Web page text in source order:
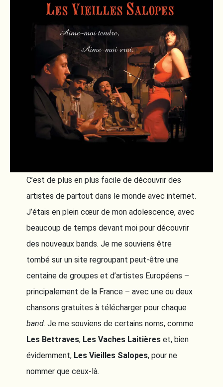
C’est de plus en plus facile de découvrir des
artistes de partout dans le monde avec internet.
J’étais en plein cœur de mon adolescence, avec
beaucoup de temps devant moi pour découvrir
des nouveaux bands. Je me souviens être
tombé sur un site regroupant peut-être une
centaine de groupes et d’artistes Européens –
principalement de la France – avec une ou deux
chansons gratuites à télécharger pour chaque
band. Je me souviens de certains noms, comme
Les Bettraves, Les Vaches Laitièreset, bien
évidemment, Les Vieilles Salopes, pour ne
nommer que ceux-là.